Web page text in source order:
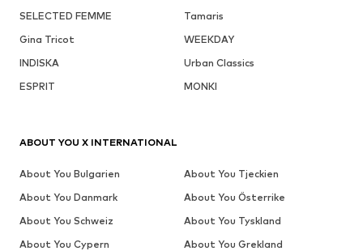
SELECTED FEMME
Tamaris
Gina Tricot
WEEKDAY
INDISKA
Urban Classics
ESPRIT
MONKI
ABOUT YOU X INTERNATIONAL
About You Bulgarien
About You Tjeckien
About You Danmark
About You Österrike
About You Schweiz
About You Tyskland
About You Cypern
About You Grekland